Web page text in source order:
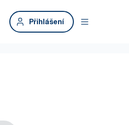
Přihlášení